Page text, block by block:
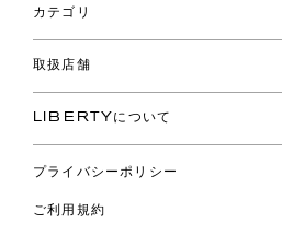
ショッピングバッグ
お問い合わせ
よくあるご質問
ご利用ガイド
カテゴリ
コレクション
ファブリックス
バッグ
ウェア
ライフスタイル
取扱店舗
リバティ・ファブリックス
LIBERTYについて
プライバシーポリシー
ご利用規約